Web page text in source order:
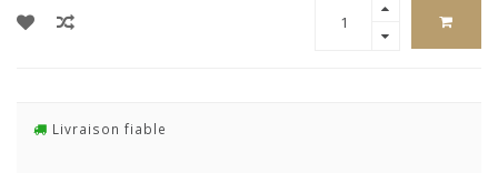
Livraison fiable